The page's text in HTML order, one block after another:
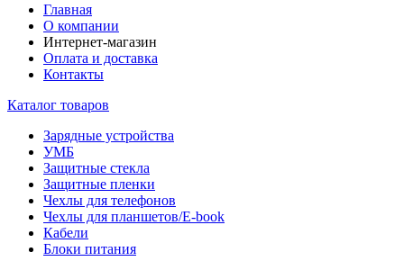
Главная
О компании
Интернет-магазин
Оплата и доставка
Контакты
Каталог товаров
Зарядные устройства
УМБ
Защитные стекла
Защитные пленки
Чехлы для телефонов
Чехлы для планшетов/E-book
Кабели
Блоки питания